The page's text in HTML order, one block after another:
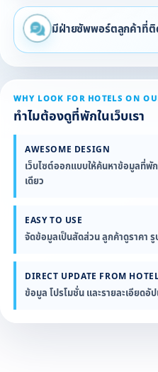
มีฝ่ายซัพพอร์ตลูกค้าที่ติ
WHY LOOK FOR HOTELS ON
ทำไมต้องดูที่พักในเว็บเรา
AWESOME DESIGN
เว็บไซต์ออกแบบให้ค้นหาข้อมูลที่พั
เดียว
EASY TO USE
จัดข้อมูลเป็นสัดส่วน ลูกค้าดูราคา
DIRECT UPDATE FROM
ข้อมูล โปรโมชั่น และรายละเอียดอั